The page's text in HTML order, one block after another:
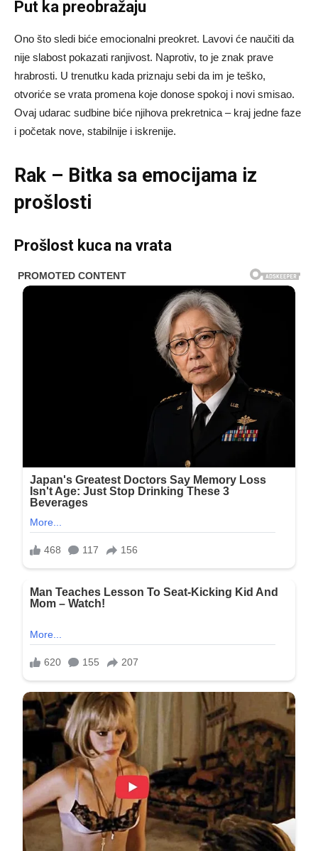
Put ka preobražaju
Ono što sledi biće emocionalni preokret. Lavovi će naučiti da
nije slabost pokazati ranjivost. Naprotiv, to je znak prave
hrabrosti. U trenutku kada priznaju sebi da im je teško,
otvoriće se vrata promena koje donose spokoj i novi smisao.
Ovaj udarac sudbine biće njihova prekretnica – kraj jedne faze
i početak nove, stabilnije i iskrenije.
Rak – Bitka sa emocijama iz
prošlosti
Prošlost kuca na vrata